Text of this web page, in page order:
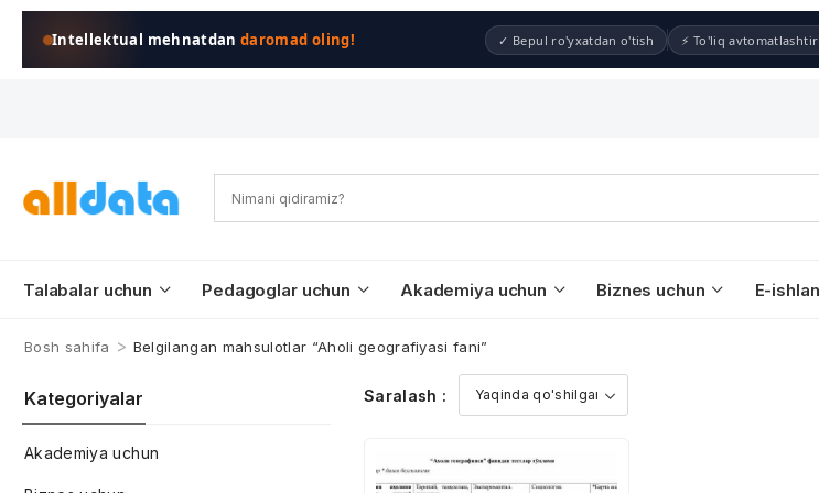
Intellektual mehnatdandaromad oling! ✓ Bepul ro'yxatdan o'tish ⚡ To'liq
Talabalar uchun Pedagoglar uchun Akademiya uchun Biznes uchun E-
Bosh sahifa > Belgilangan mahsulotlar “Aholi geografiyasi fani”
Kategoriyalar
Akademiya uchun
Saralash :